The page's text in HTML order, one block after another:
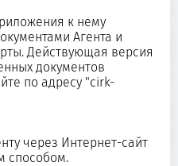
к нему
Агента и
Действующая версия
документов
по адресу "cirk-
через Интернет-сайт
способом.